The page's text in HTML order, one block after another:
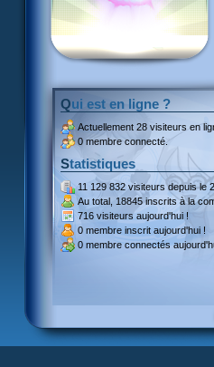
Qui est en ligne ?
Actuellement 28 visiteurs en
0 membre connecté.
Statistiques
11 129 832 visiteursdepuis le
Au total, 18845 inscritsà la
716 visiteurs aujourd'hui !
0 membre inscrit aujourd'hui !
0 membre connectés